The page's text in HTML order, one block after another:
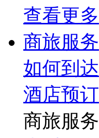
查看更多
商旅服务
如何到达
酒店预订
商旅服务